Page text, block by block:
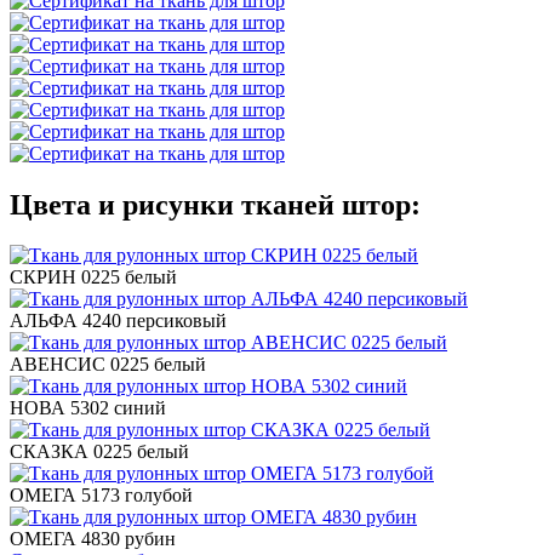
Цвета и рисунки тканей штор:
СКРИН 0225 белый
АЛЬФА 4240 персиковый
АВЕНСИС 0225 белый
НОВА 5302 синий
СКАЗКА 0225 белый
ОМЕГА 5173 голубой
ОМЕГА 4830 рубин